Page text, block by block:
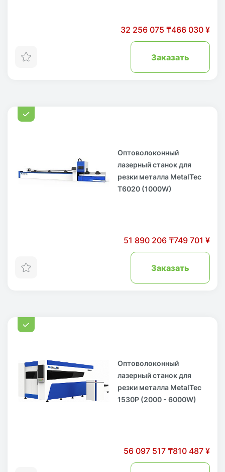
32 256 075 ₸466 030 ¥
Заказать
Оптоволоконный
лазерный станок для
резки металла MetalTec
T6020 (1000W)
51 890 206 ₸749 701 ¥
Заказать
Оптоволоконный
лазерный станок для
резки металла MetalTec
1530P (2000 - 6000W)
56 097 517 ₸810 487 ¥